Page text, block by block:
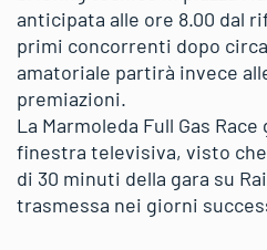
anticipata alle ore 8.00 dal
primi concorrenti dopo
amatoriale partirà invece
premiazioni.
La Marmoleda Full Gas
finestra televisiva, visto
di 30 minuti della gara su
trasmessa nei giorni